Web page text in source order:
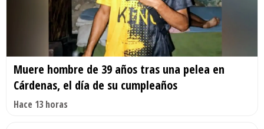
Muere hombre de 39 años tras una pelea en
Cárdenas, el día de su cumpleaños
Hace 13 horas